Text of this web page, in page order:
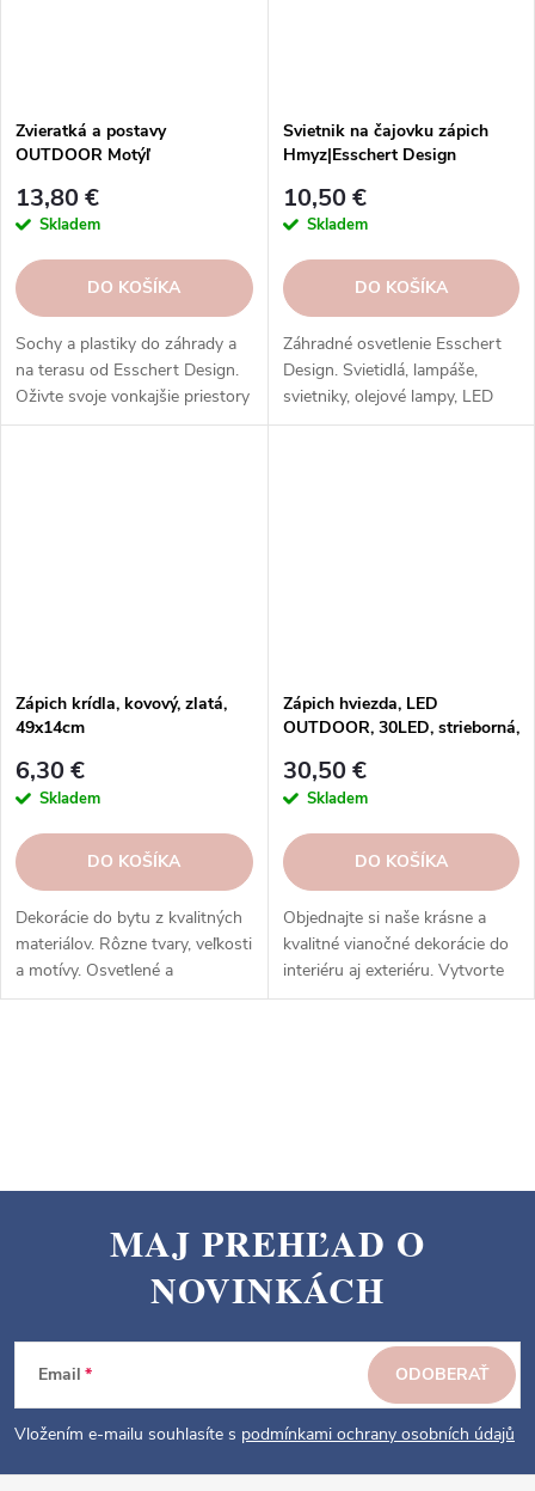
Zvieratká a postavy
OUTDOOR Motýľ
13,80 €
Skladem
DO KOŠÍKA
Sochy a plastiky do záhrady a
na terasu od Esschert Design.
Oživte svoje vonkajšie priestory
krásnymi sochami z odolných
Svietnik na čajovku zápich
Hmyz|Esschert Design
10,50 €
Skladem
DO KOŠÍKA
Záhradné osvetlenie Esschert
Design. Svietidlá, lampáše,
svietniky, olejové lampy, LED
svetlá a pochodne v rôznych
Zápich krídla, kovový, zlatá,
49x14cm
6,30 €
Skladem
DO KOŠÍKA
Dekorácie do bytu z kvalitných
materiálov. Rôzne tvary, veľkosti
a motívy. Osvetlené a
neosvetlené. Inšpirujte sa na
Zápich hviezda, LED
OUTDOOR, 30LED, strieborná,
30,50 €
Skladem
DO KOŠÍKA
Objednajte si naše krásne a
kvalitné vianočné dekorácie do
interiéru aj exteriéru. Vytvorte
čarovnú atmosféru s našimi
d
p
v
k
y
p
e
MAJ PREHĽAD O
NOVINKÁCH
Email
Vložením e-mailu souhlasíte s podmínkami ochrany osobních údajů
ODOBERAŤ